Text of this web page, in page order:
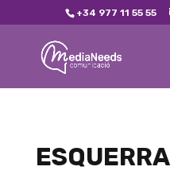
+34 977 11 55 55
ESQUERRA